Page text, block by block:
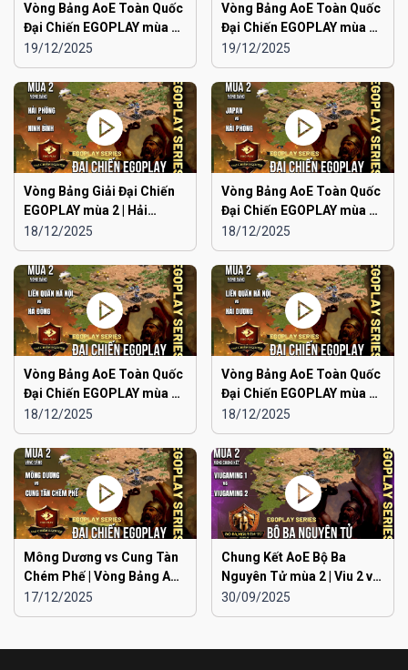
Vòng Bảng AoE Toàn Quốc
Đại Chiến EGOPLAY mùa 2 |
Aoe Đam Mê vs Quảng
Ninh
19/12/2025
Vòng Bảng AoE Toàn Quốc
Đại Chiến EGOPLAY mùa 2 |
Japan vs Ninh Bình
19/12/2025
Vòng Bảng Giải Đại Chiến
EGOPLAY mùa 2 | Hải
Phòng vs Ninh Bình
18/12/2025
Vòng Bảng AoE Toàn Quốc
Đại Chiến EGOPLAY mùa 2 |
Japan vs Hải Phòng
18/12/2025
Vòng Bảng AoE Toàn Quốc
Đại Chiến EGOPLAY mùa 2 |
Liên Quân Hà Nội vs Hà
Đông
18/12/2025
Vòng Bảng AoE Toàn Quốc
Đại Chiến EGOPLAY mùa 2 |
Liên Quân Hà Nội vs Hải
Dương
18/12/2025
Mông Dương vs Cung Tàn
Chém Phế | Vòng Bảng AoE
Toàn Quốc Đại Chiến
EGOPLAY mùa 2
17/12/2025
Chung Kết AoE Bộ Ba
Nguyên Tử mùa 2 | Viu 2 vs
Viu 1
30/09/2025